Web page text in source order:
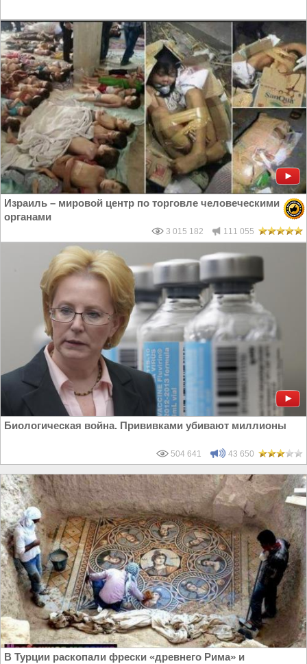
Израиль – мировой центр по торговле человеческими
органами
3 015 182 111 055
Биологическая война. Прививками убивают миллионы
504 641 43 650
В Турции раскопали фрески «древнего Рима» и